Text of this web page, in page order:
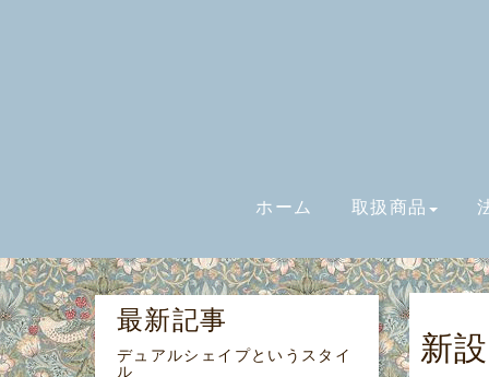
ホーム 取扱商品
新
最新記事
デュアルシェイプというスタイ
ル